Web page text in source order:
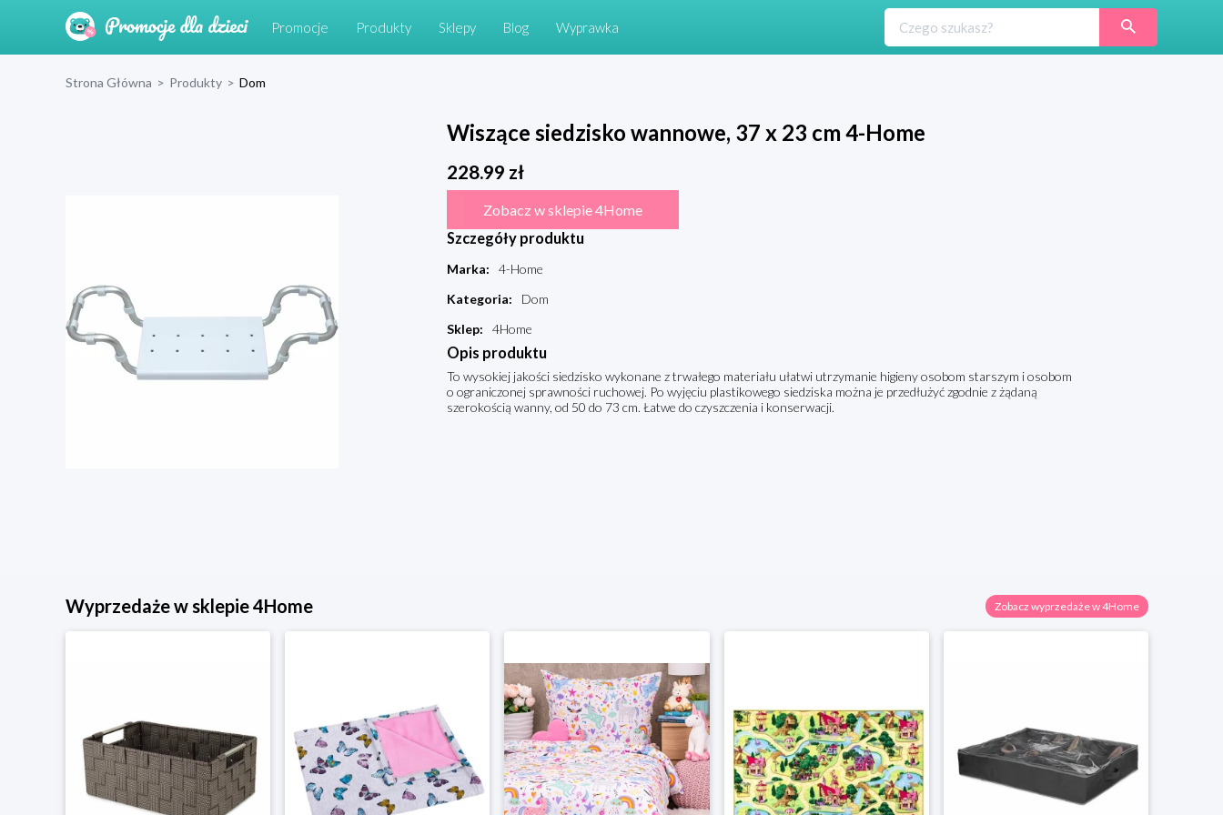
Promocje Produkty Sklepy Blog Wyprawka
Strona Główna > Produkty > Dom
Wiszące siedzisko wannowe, 37 x 23 cm 4-Home
228.99 zł
Zobacz w sklepie 4Home
Szczegóły produktu
Marka:
4-Home
Kategoria:
Dom
Sklep: 4Home
Opis produktu
To wysokiej jakości siedzisko wykonane z trwałego materiału ułatwi utrzymanie higieny osobom starszym i osobom
o ograniczonej sprawności ruchowej. Po wyjęciu plastikowego siedziska można je przedłużyć zgodnie z żądaną
szerokością wanny, od 50 do 73 cm. Łatwe do czyszczenia i konserwacji.
Wyprzedaże w sklepie 4Home Zobacz wyprzedaże w 4Home